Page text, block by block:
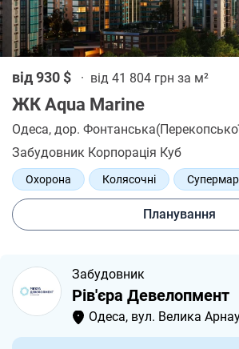
від 930 $ · від 41 804 грн за м²
ЖК Aqua Marine
Одеса, дор. Фонтанська(Перекопської
Забудовник Корпорація Куб
Охорона Колясочні
Затишні альтанки
Планування
Забудовник
Рів'єра Девелопмент
Одеса, вул. Велика